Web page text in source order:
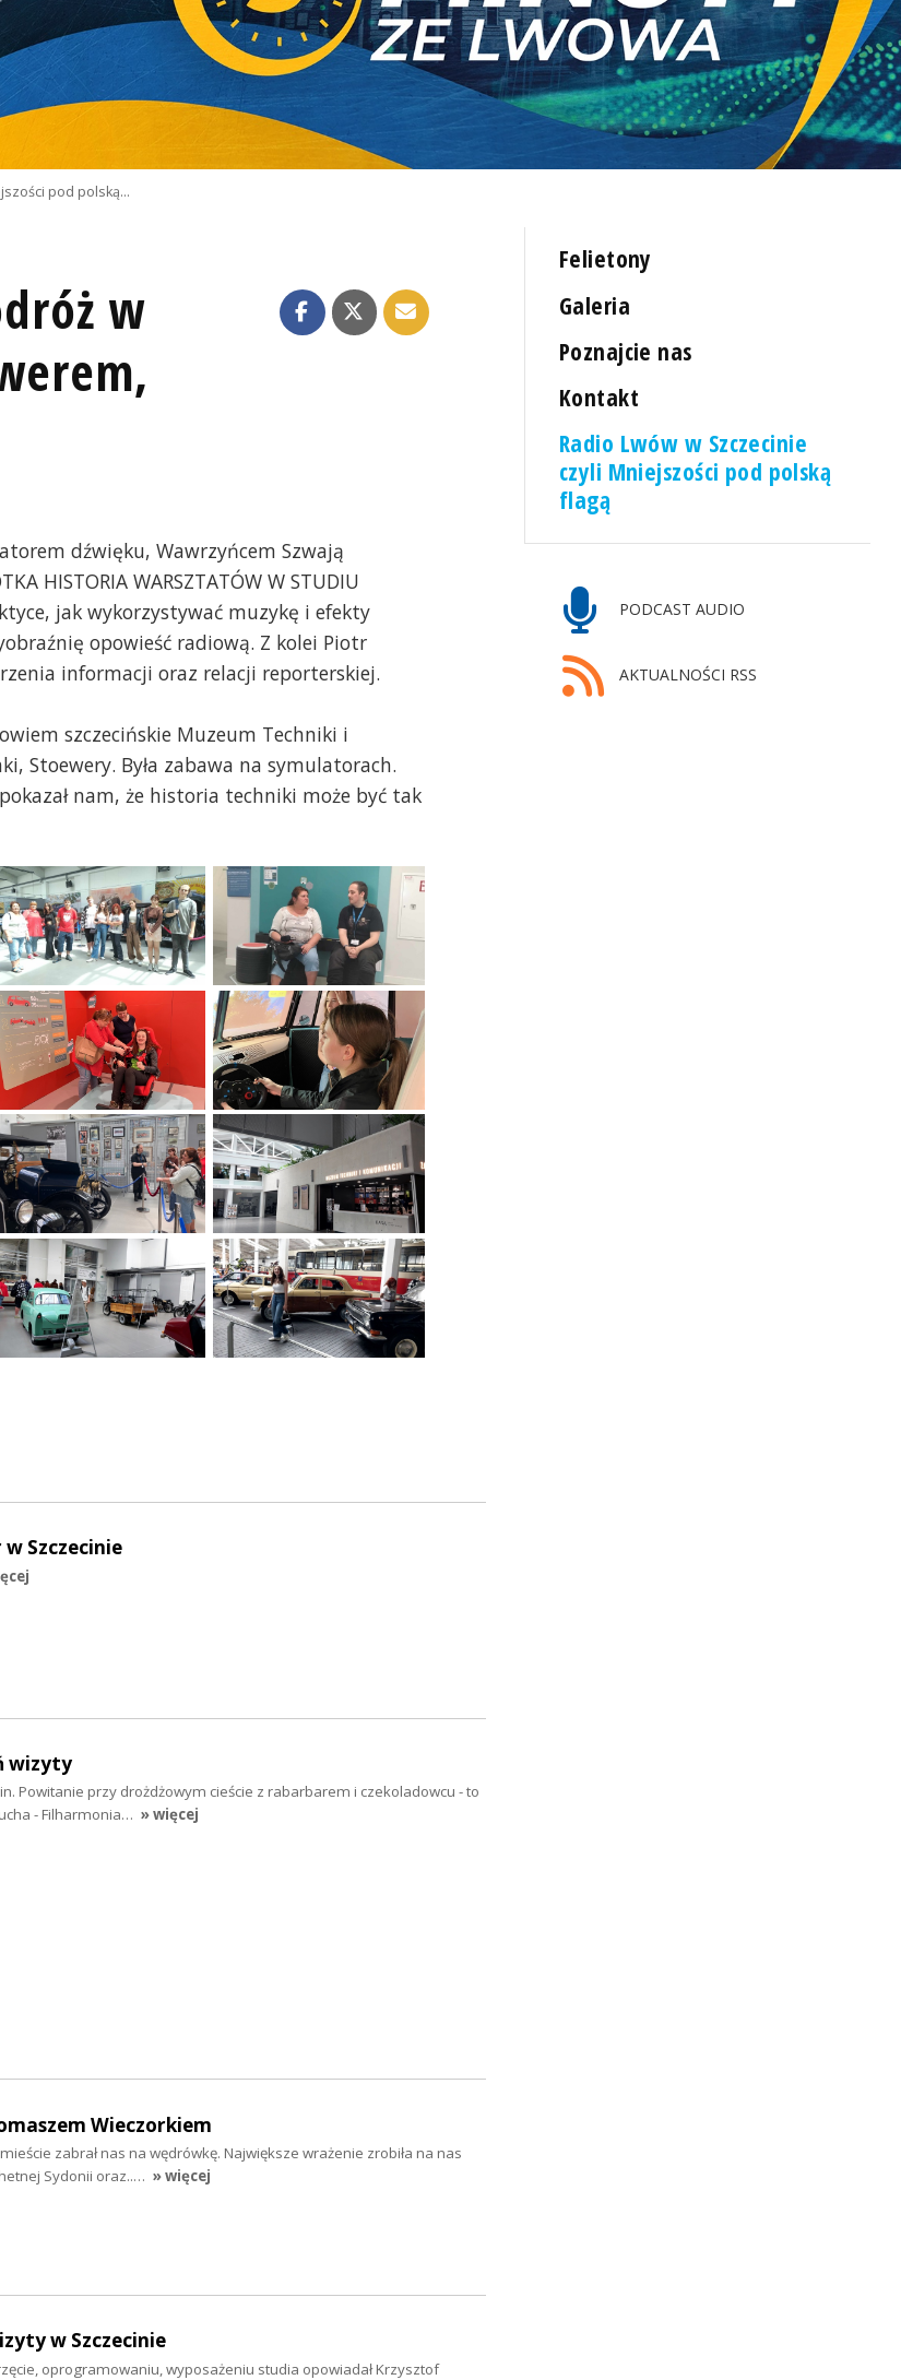
pod polską…
w
dźwięku, Wawrzyńcem Szwają
HISTORIA WARSZTATÓW W STUDIU
jak wykorzystywać muzykę i efekty
opowieść radiową. Z kolei Piotr
informacji oraz relacji reporterskiej.
szczecińskie Muzeum Techniki i
Stoewery. Była zabawa na symulatorach.
nam, że historia techniki może być tak
Felietony
Galeria
Poznajcie nas
Kontakt
Radio Lwów w Szczecinie
czyli Mniejszości pod polską
flagą
PODCAST AUDIO
AKTUALNOŚCI RSS
Szczecinie
wizyty
Powitanie przy drożdżowym cieście z rabarbarem i czekoladowcu - to
- Filharmonia… » więcej
Wieczorkiem
zabrał nas na wędrówkę. Największe wrażenie zrobiła na nas
Sydonii oraz..… » więcej
w Szczecinie
oprogramowaniu, wyposażeniu studia opowiadał Krzysztof